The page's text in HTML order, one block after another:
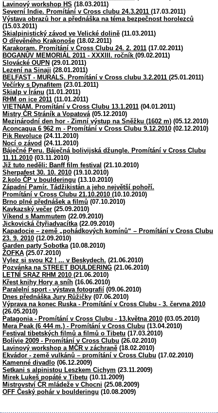
Lavinový workshop HS (18.03.2011)
Severní Indie. Promítání v Cross clubu 24.3.2011 (17.03.2011)
Výstava obrazů hor a přednáška na téma bezpečnost horolezců
(15.03.2011)
Skialpinistický závod ve Velické dolině (11.03.2011)
O dřevěného Krakonoše (18.02.2011)
Karakoram. Promítání v Cross Clubu 24. 2. 2011 (17.02.2011)
BOGANŮV MEMORIÁL 2011 - XXXIII. ročník (09.02.2011)
Slovácké OUPN (29.01.2011)
Lezení na Sinaji (28.01.2011)
BELFAST - MURALS. Promítání v Cross clubu 3.2.2011 (25.01.2011)
Večírky s Dynafitem (23.01.2011)
Skialp v Íránu (11.01.2011)
RHM on ice 2011 (11.01.2011)
VIETNAM. Promítání v Cross Clubu 13.1.2011 (04.01.2011)
Mistry ČR Stráník a Vopatová(05.12.2010)
Mezinárodní den hor - Zimní výstup na Sněžku (1602 m) (05.12.2010)
Aconcaqua 6 962 m - Promítání v Cross Clubu 9.12.2010 (02.12.2010)
Pik Revoluce (24.11.2010)
Nocí o závod (24.11.2010)
Báječné Peru. Báječná bolivijská džungle. Promítání v Cross Clubu
11.11.2010 (03.11.2010)
Již tuto neděli: Banff film festival (21.10.2010)
Sherpafest 30. 10. 2010 (19.10.2010)
2.kolo ČP v boulderingu (13.10.2010)
Západní Pamír. Tádžikistán a jeho největší pohoří.
Promítání v Cross Clubu 21.10.2010 (10.10.2010)
Brno plné přednášek a filmů (07.10.2010)
Kavkazský večer (25.09.2010)
Víkend s Mammutem (22.09.2010)
Jickovická čtyřiadvacítka(22.09.2010)
Kapadocie – země „pohádkových komínů“ – Promítání v Cross Clubu
23. 9. 2010 (12.09.2010)
Garden party Sobotka(10.08.2010)
ŽOFKA (25.07.2010)
Vylez si svou K2 ! ... v Beskydech. (21.06.2010)
Pozvánka na STREET BOULDERING (21.06.2010)
LETNÍ SRAZ RHM 2010 (21.06.2010)
Křest knihy Hory a sníh (16.06.2010)
Paralelní sport - výstava fotografií (09.06.2010)
Dnes přednáška Jury Růžičky (07.06.2010)
Výprava na konec Ruska - Promítání v Cross Clubu - 3. června 2010
(26.05.2010)
Patagonia - Promítání v Cross Clubu - 13.května 2010 (03.05.2010)
Mera Peak (6 444 m.) - Promítání v Cross Clubu (13.04.2010)
Festival tibetských filmů a filmů o Tibetu (17.03.2010)
Bolívie 2009 - Promítání v Cross Clubu (26.02.2010)
Lavinový workshop a MČR v záchraně (18.02.2010)
Ekvádor - země vulkánů – promítání v Cross Clubu (17.02.2010)
Kamenné divadlo (06.12.2009)
Setkani s alpinistou Leszkem Cichym (23.11.2009)
Mirek Lukeš popáté v Tibetu (10.11.2009)
Mistrovství ČR mládeže v Chocni (25.08.2009)
OFF Český pohár v boulderingu (10.08.2009)